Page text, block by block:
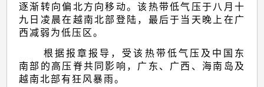
日
至
十
九
日)
逐渐转向偏北方向移动。该热带低气压于八月十
九日凌晨在越南北部登陆，最后于当天晚上在广
西减弱为低压区。
根据报章报导，受该热带低气压及中国东
南部的高压脊共同影响，广东、广西、海南岛及
越南北部有狂风暴雨。